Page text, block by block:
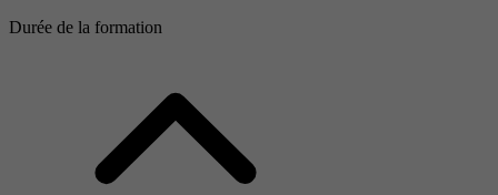
Durée de la formation